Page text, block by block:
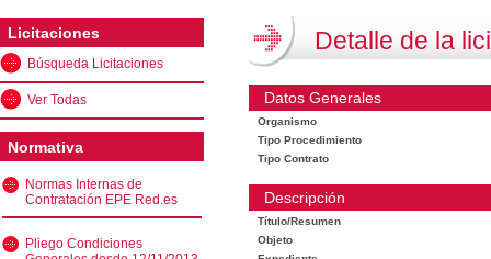
Licitaciones
Búsqueda Licitaciones
Ver Todas
Normativa
Normas Internas de
Contratación EPE Red.es
Pliego Condiciones
Detalle de la
Datos Generales
Organismo
Tipo Procedimiento
Tipo Contrato
Descripción
Título/Resumen
Objeto